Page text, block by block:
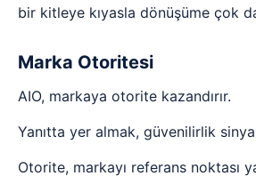
bir kitleye kıyasla dönüşüme çok
Marka Otoritesi
AIO, markaya otorite kazandırır.
Yanıtta yer almak, güvenilirlik
Otorite, markayı referans noktası